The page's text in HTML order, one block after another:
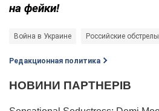
на фейки!
Война в Украине Российские обстрелы
Редакционная политика